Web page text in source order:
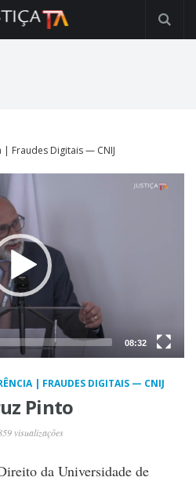
Fraudes Digitais — CNIJ
08:32
| FRAUDES DIGITAIS — CNIJ
Pinto
visualizações
da Universidade de